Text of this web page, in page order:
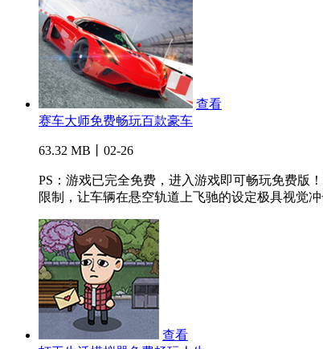
查看
赛车大师免费畅玩百款豪车
63.32 MB丨02-26
PS：游戏已完全免费，进入游戏即可畅玩免费版
限制，让车辆在悬空轨道上飞驰的设定极具视觉冲
查看